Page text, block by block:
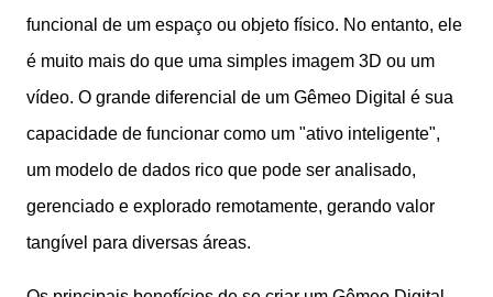
funcional de um espaço ou objeto físico. No entanto, ele
é muito mais do que uma simples imagem 3D ou um
vídeo. O grande diferencial de um Gêmeo Digital é sua
capacidade de funcionar como um "ativo inteligente",
um modelo de dados rico que pode ser analisado,
gerenciado e explorado remotamente, gerando valor
tangível para diversas áreas.